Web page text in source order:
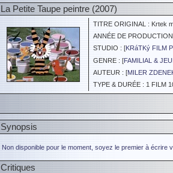
La Petite Taupe peintre (2007)
TITRE ORIGINAL : Krtek
ANNÉE DE
STUDIO : [KRáTKý FILM
GENRE : [FAMILIAL &
AUTEUR : [MILER
TYPE & DURÉE : 1 FILM
Synopsis
Non disponible pour le moment, soyez le premier à écrire
Critiques